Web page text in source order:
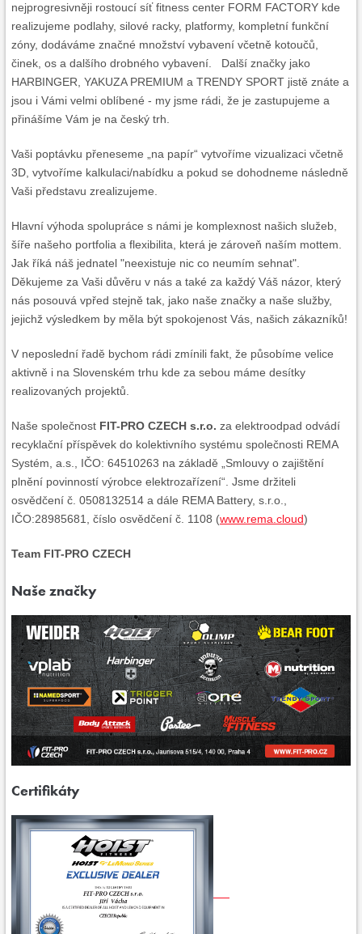
nejprogresivněji rostoucí síť fitness center FORM FACTORY kde
realizujeme podlahy, silové racky, platformy, kompletní funkční
zóny, dodáváme značné množství vybavení včetně kotoučů,
činek, os a dalšího drobného vybavení. Další značky jako
HARBINGER, YAKUZA PREMIUM a TRENDY SPORT jistě znáte a
jsou i Vámi velmi oblíbené - my jsme rádi, že je zastupujeme a
přinášíme Vám je na český trh.
Vaši poptávku přeneseme „na papír“ vytvoříme vizualizaci včetně
3D, vytvoříme kalkulaci/nabídku a pokud se dohodneme následně
Vaši představu zrealizujeme.
Hlavní výhoda spolupráce s námi je komplexnost našich služeb,
šíře našeho portfolia a flexibilita, která je zároveň naším mottem.
Jak říká náš jednatel "neexistuje nic co neumím sehnat".
Děkujeme za Vaši důvěru v nás a také za každý Váš názor, který
nás posouvá vpřed stejně tak, jako naše značky a naše služby,
jejichž výsledkem by měla být spokojenost Vás, našich zákazníků!
V neposlední řadě bychom rádi zmínili fakt, že působíme velice
aktivně i na Slovenském trhu kde za sebou máme desítky
realizovaných projektů.
Naše společnost FIT-PRO CZECH s.r.o. za elektroodpad odvádí
recyklační příspěvek do kolektivního systému společnosti REMA
Systém, a.s., IČO: 64510263 na základě „Smlouvy o zajištění
plnění povinností výrobce elektrozařízení“. Jsme držiteli
osvědčení č. 0508132514 a dále REMA Battery, s.r.o.,
IČO:28985681, číslo osvědčení č. 1108 (www.rema.cloud)
Team FIT-PRO CZECH
Naše značky
Certifikáty